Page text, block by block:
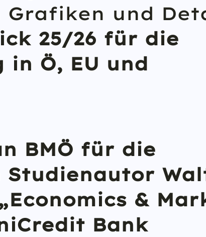
und
25/26 für die
Ö, EU und
BMÖ für die
Studienautor
&
Bank